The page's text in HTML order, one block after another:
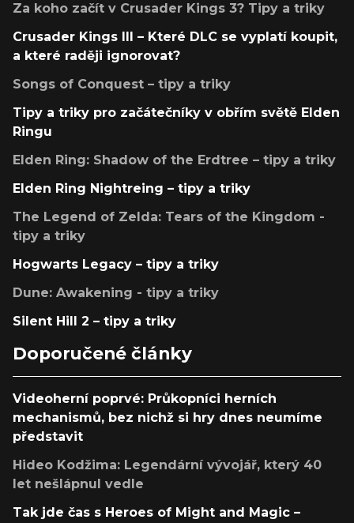
Za koho začít v Crusader Kings 3? Tipy a triky
Crusader Kings III – Které DLC se vyplatí koupit,
a které raději ignorovat?
Songs of Conquest – tipy a triky
Tipy a triky pro začátečníky v obřím světě Elden
Ringu
Elden Ring: Shadow of the Erdtree – tipy a triky
Elden Ring Nightreing – tipy a triky
The Legend of Zelda: Tears of the Kingdom -
tipy a triky
Hogwarts Legacy – tipy a triky
Dune: Awakening - tipy a triky
Silent Hill 2 – tipy a triky
Doporučené články
Videoherní poprvé: Průkopníci herních
mechanismů, bez nichž si hry dnes neumíme
představit
Hideo Kodžima: Legendární vývojář, který 40
let nešlápnul vedle
Tak jde čas s Heroes of Might and Magic –